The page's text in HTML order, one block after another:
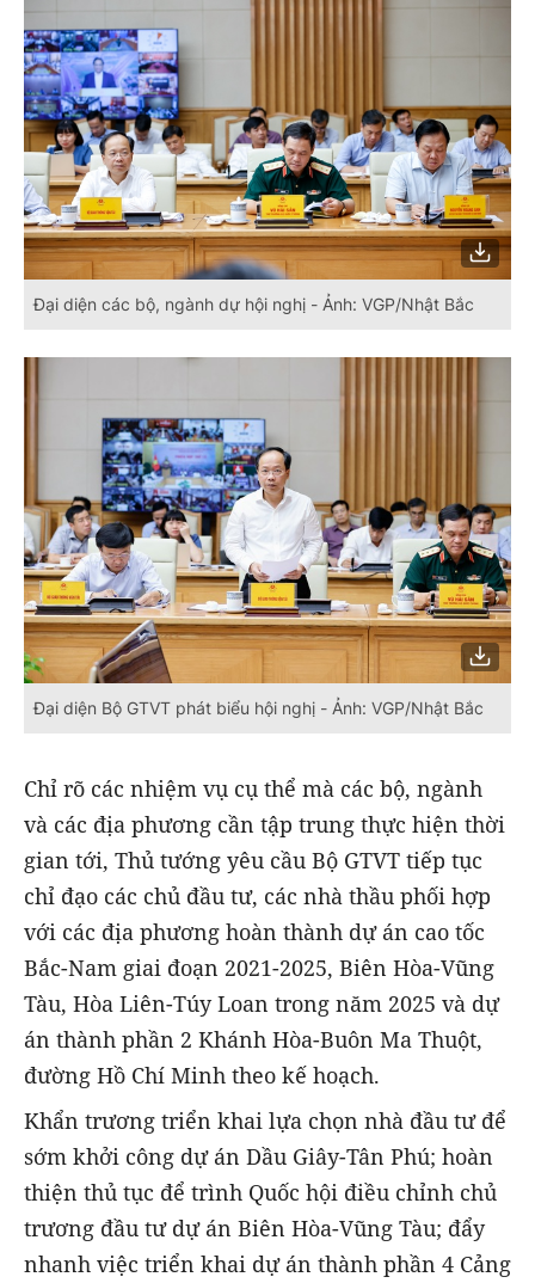
Đại diện các bộ, ngành dự hội nghị - Ảnh: VGP/Nhật Bắc
Đại diện Bộ GTVT phát biểu hội nghị - Ảnh: VGP/Nhật Bắc
Chỉ rõ các nhiệm vụ cụ thể mà các bộ, ngành
và các địa phương cần tập trung thực hiện thời
gian tới, Thủ tướng yêu cầu Bộ GTVT tiếp tục
chỉ đạo các chủ đầu tư, các nhà thầu phối hợp
với các địa phương hoàn thành dự án cao tốc
Bắc-Nam giai đoạn 2021-2025, Biên Hòa-Vũng
Tàu, Hòa Liên-Túy Loan trong năm 2025 và dự
án thành phần 2 Khánh Hòa-Buôn Ma Thuột,
đường Hồ Chí Minh theo kế hoạch.
Khẩn trương triển khai lựa chọn nhà đầu tư để
sớm khởi công dự án Dầu Giây-Tân Phú; hoàn
thiện thủ tục để trình Quốc hội điều chỉnh chủ
trương đầu tư dự án Biên Hòa-Vũng Tàu; đẩy
nhanh việc triển khai dự án thành phần 4 Cảng